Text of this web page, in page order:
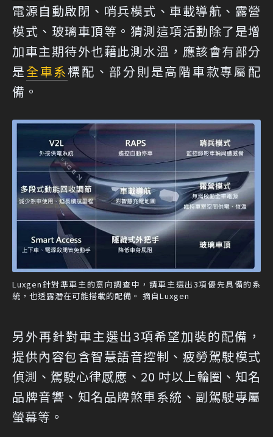
電源自動啟閉、哨兵模式、車載導航、露營
模式、玻璃車頂等。猜測這項活動除了是增
加車主期待外也藉此測水溫，應該會有部分
是全車系標配、部分則是高階車款專屬配
備。
Luxgen針對準車主的意向調查中，請車主選出3項優先具備的系
統，也透露潛在可能搭載的配備。 摘自Luxgen
另外再針對車主選出3項希望加裝的配備，
提供內容包含智慧語音控制、疲勞駕駛模式
偵測、駕駛心律感應、20 吋以上輪圈、知名
品牌音響、知名品牌煞車系統、副駕駛專屬
螢幕等。